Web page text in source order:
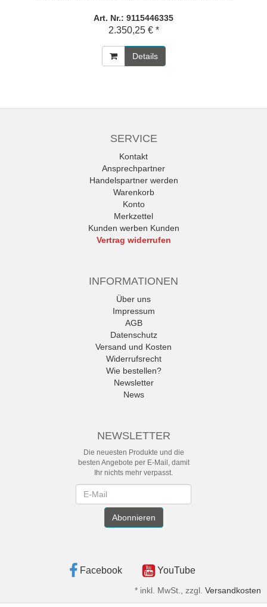
Art. Nr.: 9115446335
2.350,25 € *
Details
SERVICE
Kontakt
Ansprechpartner
Handelspartner werden
Warenkorb
Konto
Merkzettel
Kunden werben Kunden
Vertrag widerrufen
INFORMATIONEN
Über uns
Impressum
AGB
Datenschutz
Versand und Kosten
Widerrufsrecht
Wie bestellen?
Newsletter
News
NEWSLETTER
Die neuesten Produkte und die
besten Angebote per E-Mail, damit
Ihr nichts mehr verpasst.
Abonnieren
Facebook YouTube
* inkl. MwSt., zzgl. Versandkosten